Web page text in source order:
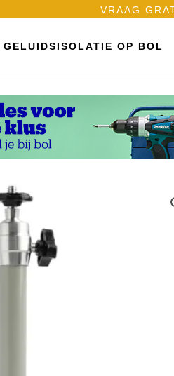
VRAAG
GELUIDSISOLATIE OP BOL